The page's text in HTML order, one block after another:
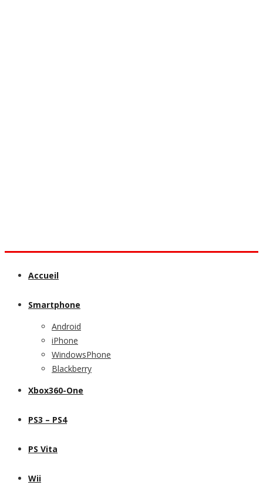
Accueil
Smartphone
Android
iPhone
WindowsPhone
Blackberry
Xbox360-One
PS3 – PS4
PS Vita
Wii